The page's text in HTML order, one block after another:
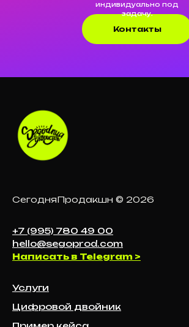
Контакты
индивидуально под
задачу.
СегодняПродакшн © 2026
+7 (995) 780 49 00
hello@segoprod.com
Написать в Telegram >
Услуги
Цифровой двойник